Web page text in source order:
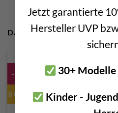
Jetzt garantierte
Hersteller UVP
30+
Kinder -
DAS KÖNNTE DIR AUCH
-5%
8 Größen!